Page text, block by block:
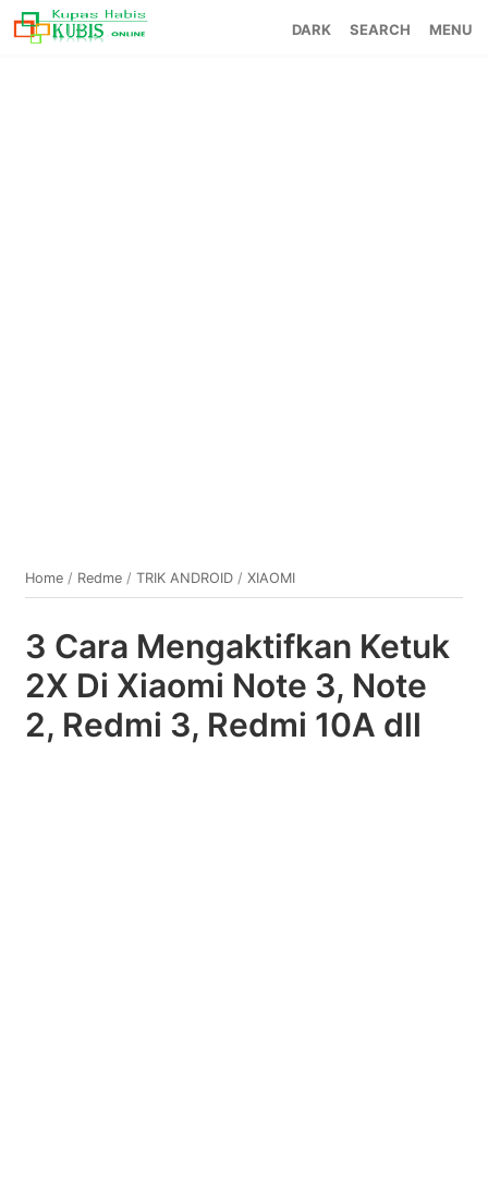
SEARCH MENU
Home / Redme /TRIK ANDROID /XIAOMI
3 Cara Mengaktifkan Ketuk
2X Di Xiaomi Note 3, Note
2, Redmi 3, Redmi 10A dll